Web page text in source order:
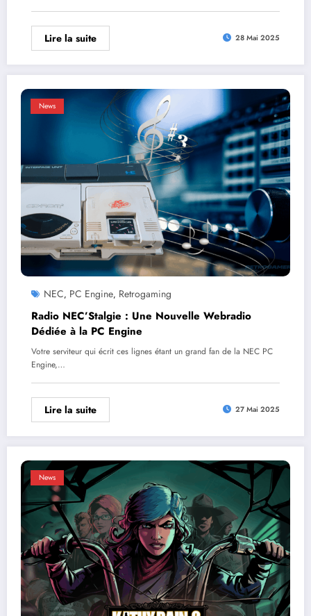
Lire la suite 28 Mai 2025
News
NEC, PC Engine, Retrogaming
Radio NEC’Stalgie : Une Nouvelle Webradio
Dédiée à la PC Engine
Votre serviteur qui écrit ces lignes étant un grand fan de la NEC PC
Engine,…
Lire la suite 27 Mai 2025
News